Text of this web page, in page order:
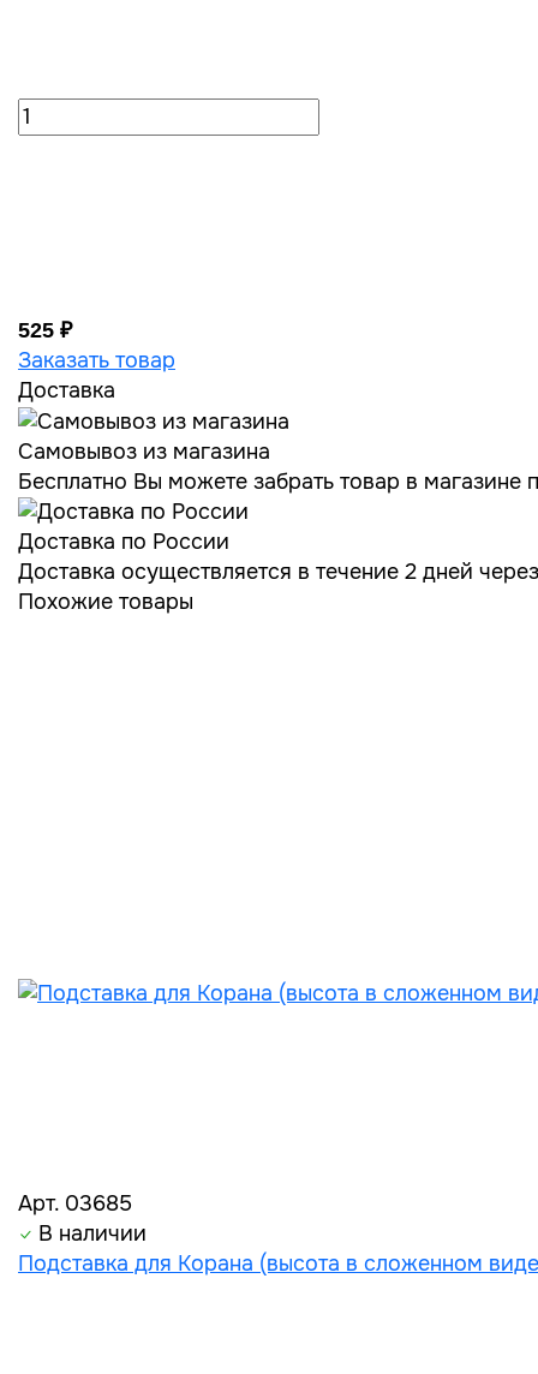
525 ₽
Заказать товар
Доставка
Самовывоз из магазина
Бесплатно Вы можете забрать товар в
Доставка по России
Доставка осуществляется в течение 2 дней
Похожие товары
Арт. 03685
В наличии
Подставка для Корана (высота в сложенном